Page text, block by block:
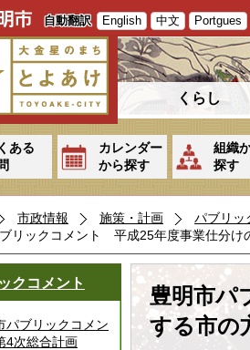
自動翻訳 English 中文 Portgues
くらし
ある
カレンダー
から探す
組織
探す
市政情報 施策・計画
パブリッ
リックコメント 平成25年度事業仕分け
クコメント
パブリックコメン
4次総合計画
豊明市パ
する市の